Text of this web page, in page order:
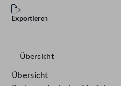
Exportieren
Übersicht